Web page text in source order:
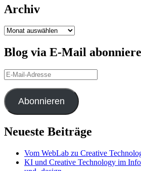
Archiv
Archiv
Blog via E-Mail
E-
Mail-
Adresse
Abonnieren
Neueste Beiträge
Vom WebLab zu Creative
KI und Creative Technology im